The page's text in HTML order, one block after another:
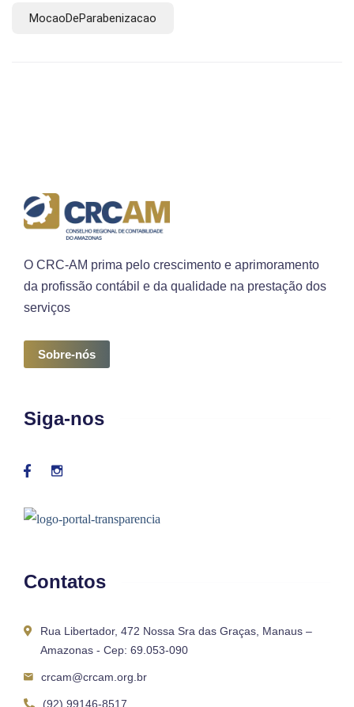
MocaoDeParabenizacao
O CRC-AM prima pelo crescimento e aprimoramento
da profissão contábil e da qualidade na prestação dos
serviços
Sobre-nós
Siga-nos
Contatos
Rua Libertador, 472 Nossa Sra das Graças, Manaus –
Amazonas - Cep: 69.053-090
crcam@crcam.org.br
(92) 99146-8517